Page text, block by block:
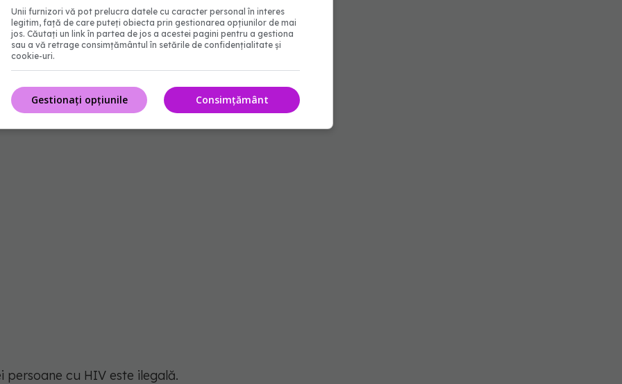
infectate care s-au vindecat complet.
cu HIV este ilegală.
Unii furnizori vă pot prelucra datele cu caracter personal în interes
legitim, față de care puteți obiecta prin gestionarea opțiunilor de mai
jos. Căutați un link în partea de jos a acestei pagini pentru a gestiona
sau a vă retrage consimțământul în setările de confidențialitate și
cookie-uri.
Consimțământ
Gestionați opțiunile